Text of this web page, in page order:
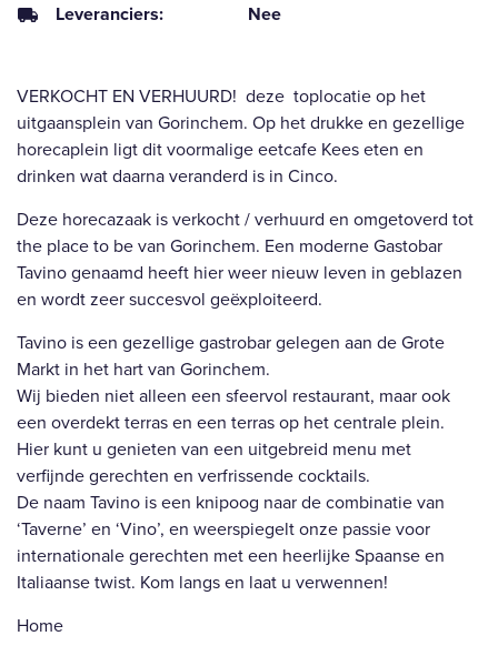
Leveranciers:
Nee
VERKOCHT EN VERHUURD! deze toplocatie op het
uitgaansplein van Gorinchem. Op het drukke en gezellige
horecaplein ligt dit voormalige eetcafe Kees eten en
drinken wat daarna veranderd is in Cinco.
Deze horecazaak is verkocht / verhuurd en omgetoverd tot
the place to be van Gorinchem. Een moderne Gastobar
Tavino genaamd heeft hier weer nieuw leven in geblazen
en wordt zeer succesvol geëxploiteerd.
Tavino is een gezellige gastrobar gelegen aan de Grote
Markt in het hart van Gorinchem.
Wij bieden niet alleen een sfeervol restaurant, maar ook
een overdekt terras en een terras op het centrale plein.
Hier kunt u genieten van een uitgebreid menu met
verfijnde gerechten en verfrissende cocktails.
De naam Tavino is een knipoog naar de combinatie van
‘Taverne’ en ‘Vino’, en weerspiegelt onze passie voor
internationale gerechten met een heerlijke Spaanse en
Italiaanse twist. Kom langs en laat u verwennen!
Home